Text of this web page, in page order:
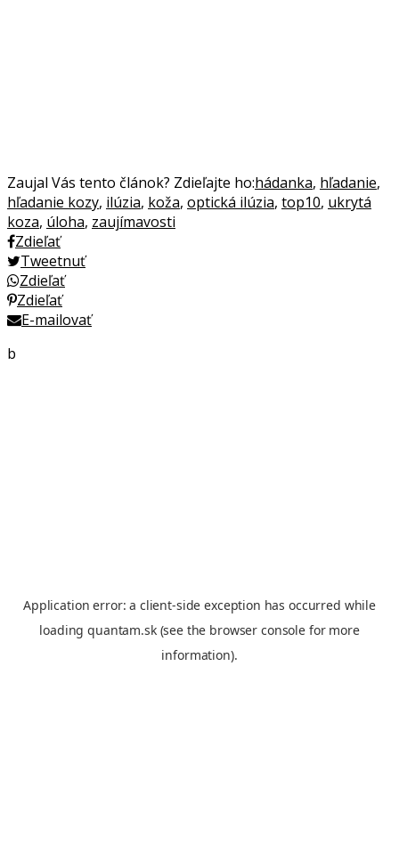
Zaujal Vás tento článok? Zdieľajte ho:hádanka, hľadanie,
hľadanie kozy, ilúzia, koža, optická ilúzia, top10, ukrytá
koza, úloha, zaujímavosti
Zdieľať
Tweetnuť
Zdieľať
Zdieľať
E-mailovať
b